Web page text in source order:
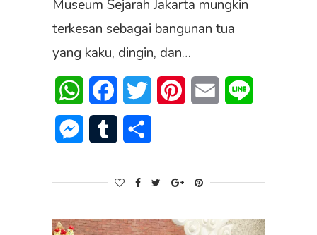
Museum Sejarah Jakarta mungkin
terkesan sebagai bangunan tua
yang kaku, dingin, dan…
WhatsAppFacebookTwitter PinterestEmail
Messenger
Tumblr